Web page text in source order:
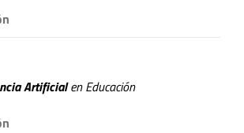
Artificialen Educación